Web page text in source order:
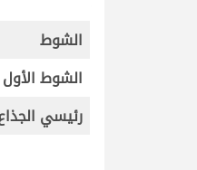
الشوط
الشوط الأول
رئيسي